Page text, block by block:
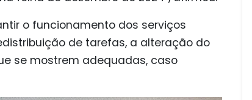
o funcionamento dos serviços
de tarefas, a alteração do
se mostrem adequadas, caso